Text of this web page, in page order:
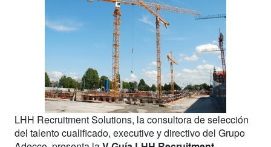
LHH Recruitment Solutions, la consultora de selección
del talento cualificado, executive y directivo del Grupo